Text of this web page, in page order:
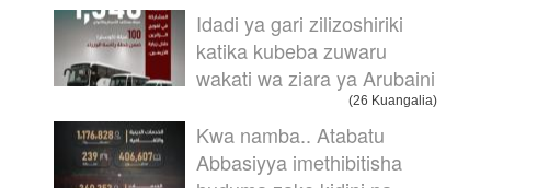
Idadi ya gari zilizoshiriki
katika kubeba zuwaru
wakati wa ziara ya Arubaini
(26 Kuangalia)
Kwa namba.. Atabatu
Abbasiyya imethibitisha